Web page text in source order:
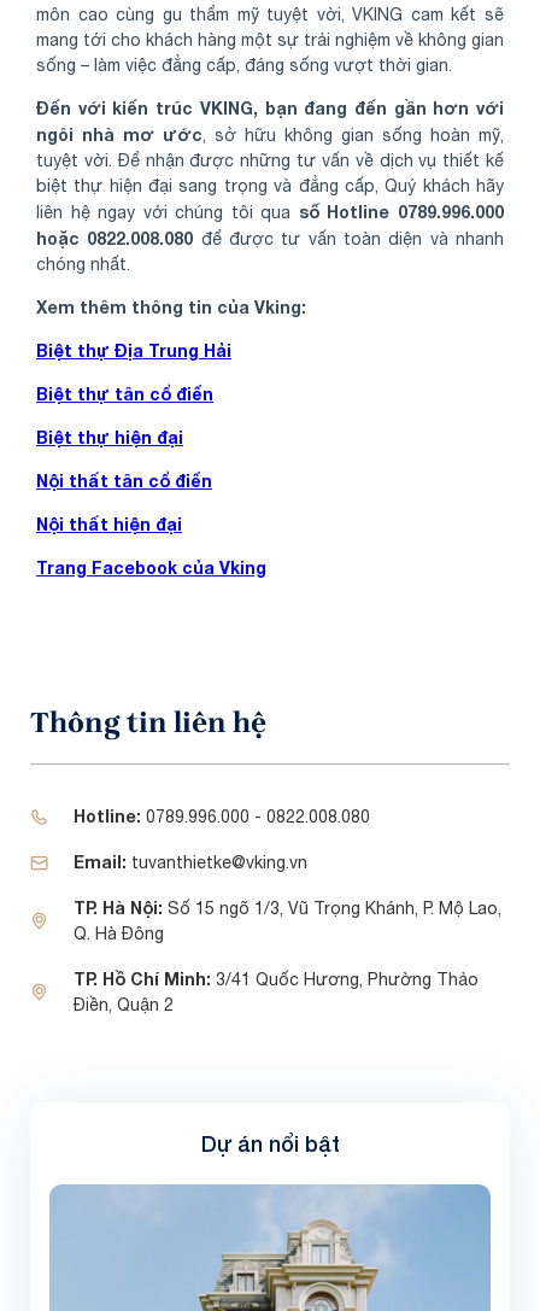
môn cao cùng gu thẩm mỹ tuyệt vời, VKING cam kết sẽ
mang tới cho khách hàng một sự trải nghiệm về không gian
sống – làm việc đẳng cấp, đáng sống vượt thời gian.
Đến với kiến trúc VKING, bạn đang đến gần hơn với
ngôi nhà mơ ước, sở hữu không gian sống hoàn mỹ,
tuyệt vời. Để nhận được những tư vấn về dịch vụ thiết kế
biệt thự hiện đại sang trọng và đẳng cấp, Quý khách hãy
liên hệ ngay với chúng tôi qua số Hotline 0789.996.000
hoặc 0822.008.080 để được tư vấn toàn diện và nhanh
chóng nhất.
Xem thêm thông tin của Vking:
Biệt thự Địa Trung Hải
Biệt thự tân cổ điển
Biệt thự hiện đại
Nội thất tân cổ điển
Nội thất hiện đại
Trang Facebook của Vking
Thông tin liên hệ
Hotline: 0789.996.000 - 0822.008.080
Email: tuvanthietke@vking.vn
TP. Hà Nội: Số 15 ngõ 1/3, Vũ Trọng Khánh, P. Mộ Lao,
Q. Hà Đông
TP. Hồ Chí Minh: 3/41 Quốc Hương, Phường Thảo
Điền, Quận 2
Dự án nổi bật